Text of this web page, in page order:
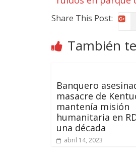
Share This Post:
También
Banquero
masacre de
mantenía misión
humanitaria en
una década
abril 14, 2023